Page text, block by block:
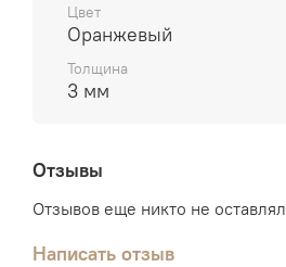
Цвет
Оранжевый
Толщина
3 мм
Отзывы
Отзывов еще никто не оставлял
Написать отзыв